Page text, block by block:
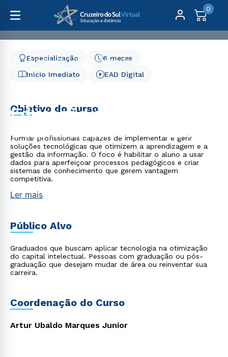
0
Pós-Graduação
Engenharia e Tecnologia
Inteligência Aplicada à Educação e Gestão do
Conhecimento - 6 meses
Educação e Gestão do
Conhecimento - 6 meses
Início Imediato
6 meses
Especialização
EAD Digital
Objetivo do curso
Formar profissionais capazes de implementar e gerir
soluções tecnológicas que otimizem a aprendizagem e a
gestão da informação. O foco é habilitar o aluno a usar
dados para aperfeiçoar processos pedagógicos e criar
sistemas de conhecimento que gerem vantagem
competitiva.
Ler mais
Público Alvo
Graduados que buscam aplicar tecnologia na otimização
do capital intelectual. Pessoas com graduação ou pós-
graduação que desejam mudar de área ou reinventar sua
carreira.
Coordenação do Curso
Artur Ubaldo Marques Junior